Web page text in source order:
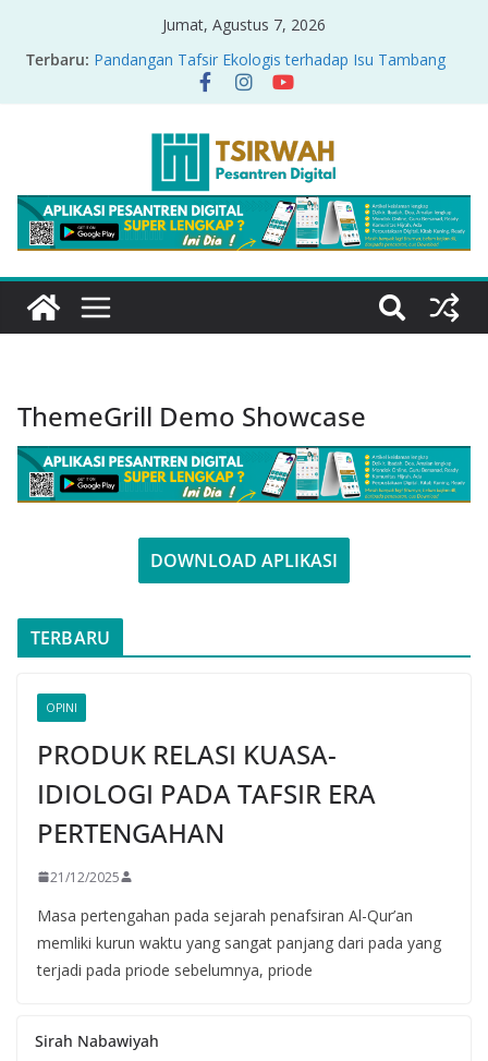
Jumat, Agustus 7, 2026
Terbaru: Pandangan Tafsir Ekologis terhadap Isu Tambang
Nikel di Raja Ampat
PRODUK RELASI KUASA-IDIOLOGI PADA TAFSIR
Sirah Nabawiyah
Oversharing dan Privasi dalam Al-Qur’an: “Ketika
Ayat Bicara Soal Curhat di Sosmed”
Menyikapi Fatherless, Kisah Lukman Menjadi
Cerminan
ThemeGrill Demo Showcase
DOWNLOAD APLIKASI
TERBARU
OPINI
PRODUK RELASI KUASA-
IDIOLOGI PADA TAFSIR ERA
PERTENGAHAN
21/12/2025
Masa pertengahan pada sejarah penafsiran Al-Qur’an
memliki kurun waktu yang sangat panjang dari pada yang
terjadi pada priode sebelumnya, priode
Sirah Nabawiyah